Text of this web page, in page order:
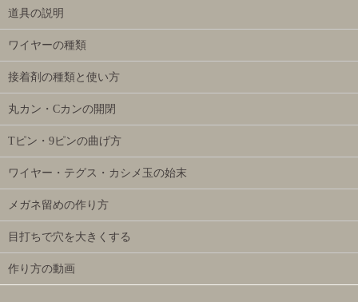
道具の説明
ワイヤーの種類
接着剤の種類と使い方
丸カン・Cカンの開閉
Tピン・9ピンの曲げ方
ワイヤー・テグス・カシメ玉の始末
メガネ留めの作り方
目打ちで穴を大きくする
作り方の動画